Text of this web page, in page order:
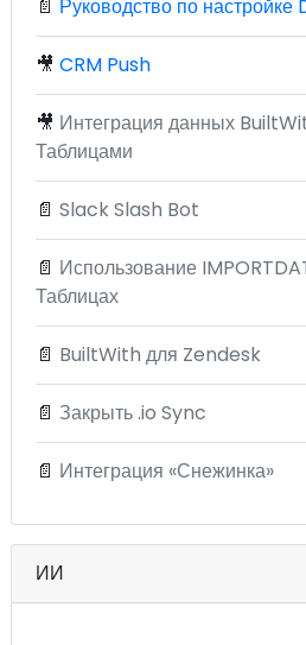
📄 Руководство по
🎥 CRM Push
🎥 Интеграция данных
Таблицами
📄 Slack Slash Bot
📄 Использование
Таблицах
📄 BuiltWith для Zendesk
📄 Закрыть .io Sync
📄 Интеграция «Снежинка»
ИИ